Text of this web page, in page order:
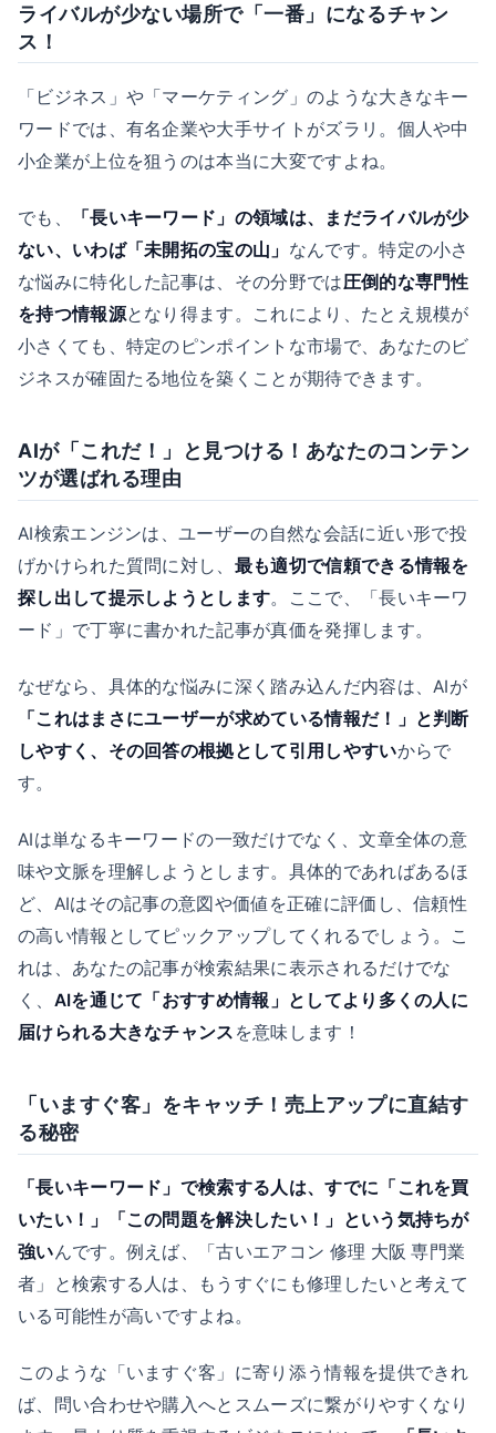
ライバルが少ない場所で「一番」になるチャン
ス！
「ビジネス」や「マーケティング」のような大きなキー
ワードでは、有名企業や大手サイトがズラリ。個人や中
小企業が上位を狙うのは本当に大変ですよね。
でも、
「長いキーワード」の領域は、まだライバルが少
ない、いわば「未開拓の宝の山」 なんです。特定の小さ
な悩みに特化した記事は、その分野では圧倒的な専門性
を持つ情報源となり得ます。これにより、たとえ規模が
小さくても、特定のピンポイントな市場で、あなたのビ
ジネスが確固たる地位を築くことが期待できます。
AIが「これだ！」と見つける！あなたのコンテン
ツが選ばれる理由
AI検索エンジンは、ユーザーの自然な会話に近い形で投
げかけられた質問に対し、 最も適切で信頼できる情報を
探し出して提示しようとします。ここで、「長いキーワ
ード」で丁寧に書かれた記事が真価を発揮します。
なぜなら、具体的な悩みに深く踏み込んだ内容は、AIが
「これはまさにユーザーが求めている情報だ！」と判断
しやすく、その回答の根拠として引用しやすいからで
す。
AIは単なるキーワードの一致だけでなく、文章全体の意
味や文脈を理解しようとします。具体的であればあるほ
ど、AIはその記事の意図や価値を正確に評価し、信頼性
の高い情報としてピックアップしてくれるでしょう。こ
れは、あなたの記事が検索結果に表示されるだけでな
く、 AIを通じて「おすすめ情報」としてより多くの人に
届けられる大きなチャンス を意味します！
「いますぐ客」をキャッチ！売上アップに直結す
る秘密
「長いキーワード」で検索する人は、すでに「これを買
いたい！」「この問題を解決したい！」という気持ちが
強いんです。例えば、「古いエアコン 修理 大阪 専門業
者」と検索する人は、もうすぐにも修理したいと考えて
いる可能性が高いですよね。
このような「いますぐ客」に寄り添う情報を提供できれ
ば、問い合わせや購入へとスムーズに繋がりやすくなり